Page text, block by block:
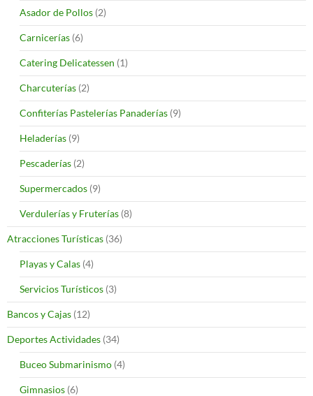
Asador de Pollos (2)
Carnicerías (6)
Catering Delicatessen (1)
Charcuterías (2)
Confiterías Pastelerías Panaderías (9)
Heladerías (9)
Pescaderías (2)
Supermercados (9)
Verdulerías y Fruterías (8)
Atracciones Turísticas (36)
Playas y Calas (4)
Servicios Turísticos (3)
Bancos y Cajas (12)
Deportes Actividades (34)
Buceo Submarinismo (4)
Gimnasios (6)